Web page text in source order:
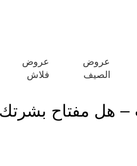
NEW OFFERS ARE COMING
عروض
الصيف
عروض
فلاش
هل مفتاح بشرتك